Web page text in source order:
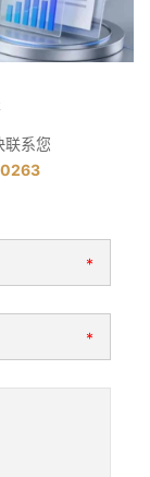
联系您
*
*